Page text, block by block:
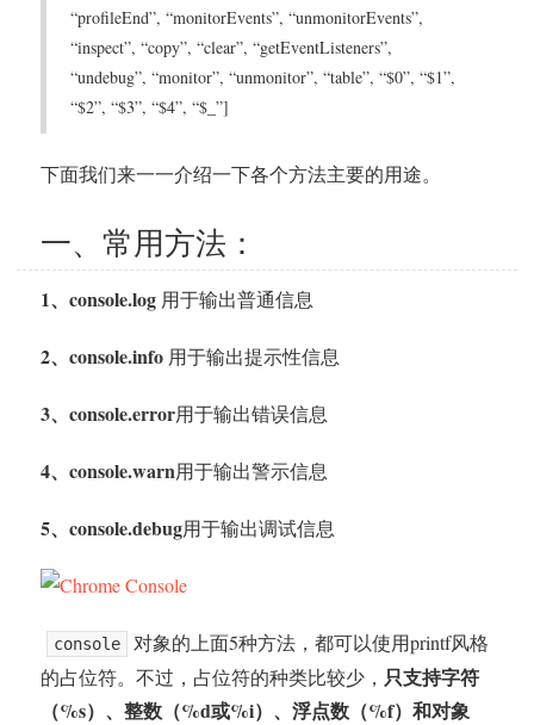
“profileEnd”, “monitorEvents”, “unmonitorEvents”,
“inspect”, “copy”, “clear”, “getEventListeners”,
“undebug”, “monitor”, “unmonitor”, “table”, “$0”, “$1”,
“$2”, “$3”, “$4”, “$_”]
下面我们来一一介绍一下各个方法主要的用途。
一、常用方法：
1、console.log 用于输出普通信息
2、console.info 用于输出提示性信息
3、console.error用于输出错误信息
4、console.warn用于输出警示信息
5、console.debug用于输出调试信息
console
对象的上面5种方法，都可以使用printf风格
的占位符。不过，占位符的种类比较少， 只支持字符
（%s）、整数（%d或%i）、浮点数（%f）和对象